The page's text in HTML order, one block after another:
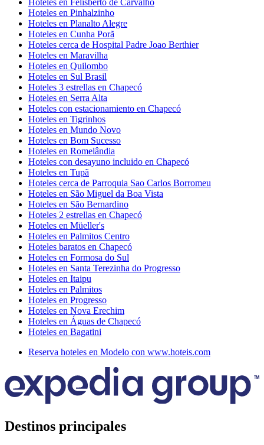
Hoteles en Pinhalzinho
Hoteles en Planalto Alegre
Hoteles en Cunha Porã
Hoteles cerca de Hospital Padre Joao Berthier
Hoteles en Maravilha
Hoteles en Quilombo
Hoteles en Sul Brasil
Hoteles 3 estrellas en Chapecó
Hoteles en Serra Alta
Hoteles con estacionamiento en Chapecó
Hoteles en Tigrinhos
Hoteles en Mundo Novo
Hoteles en Bom Sucesso
Hoteles en Romelândia
Hoteles con desayuno incluido en Chapecó
Hoteles en Tupã
Hoteles cerca de Parroquia Sao Carlos Borromeu
Hoteles en São Miguel da Boa Vista
Hoteles en São Bernardino
Hoteles 2 estrellas en Chapecó
Hoteles en Müeller's
Hoteles en Palmitos Centro
Hoteles baratos en Chapecó
Hoteles en Formosa do Sul
Hoteles en Santa Terezinha do Progresso
Hoteles en Itaipu
Hoteles en Palmitos
Hoteles en Progresso
Hoteles en Nova Erechim
Hoteles en Águas de Chapecó
Hoteles en Bagatini
Reserva hoteles en Modelo con www.hoteis.com
Destinos principales